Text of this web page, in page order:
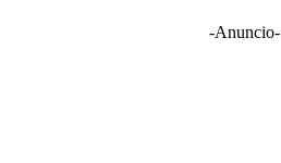
-Anuncio-